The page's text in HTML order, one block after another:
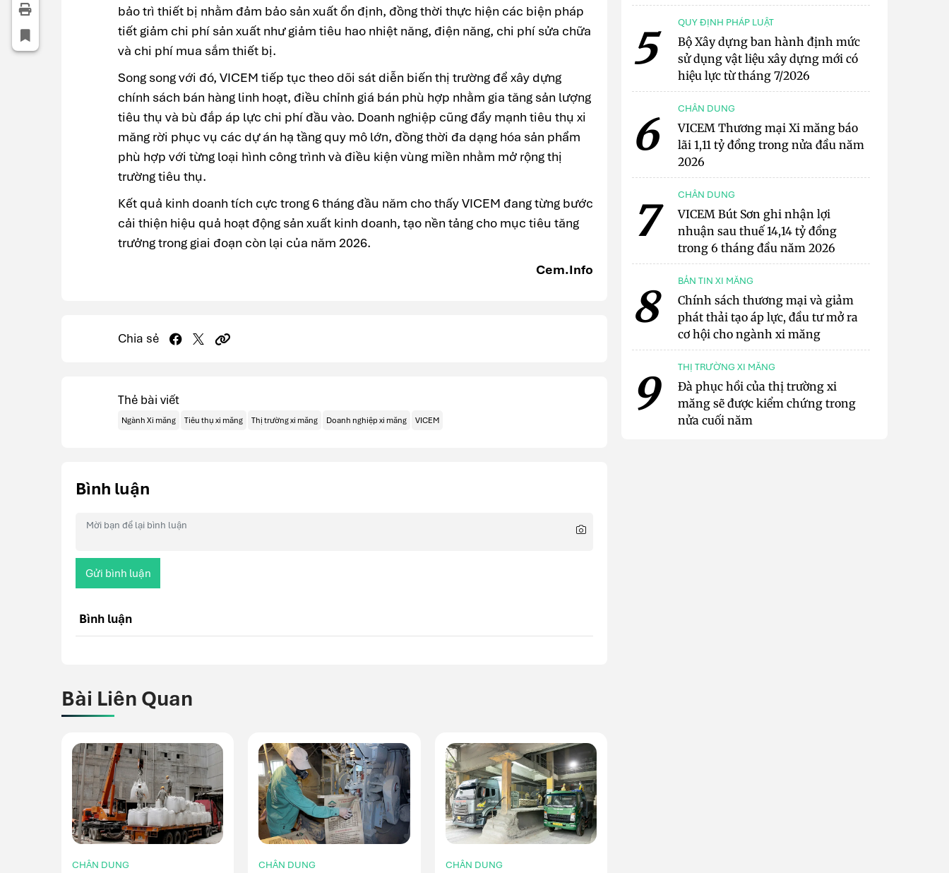
bảo trì thiết bị nhằm đảm bảo sản xuất ổn định, đồng thời thực hiện các biện pháp
tiết giảm chi phí sản xuất như giảm tiêu hao nhiệt năng, điện năng, chi phí sửa chữa
và chi phí mua sắm thiết bị.
Song song với đó, VICEM tiếp tục theo dõi sát diễn biến thị trường để xây dựng
chính sách bán hàng linh hoạt, điều chỉnh giá bán phù hợp nhằm gia tăng sản lượng
tiêu thụ và bù đắp áp lực chi phí đầu vào. Doanh nghiệp cũng đẩy mạnh tiêu thụ xi
măng rời phục vụ các dự án hạ tầng quy mô lớn, đồng thời đa dạng hóa sản phẩm
phù hợp với từng loại hình công trình và điều kiện vùng miền nhằm mở rộng thị
trường tiêu thụ.
Kết quả kinh doanh tích cực trong 6 tháng đầu năm cho thấy VICEM đang từng bước
cải thiện hiệu quả hoạt động sản xuất kinh doanh, tạo nền tảng cho mục tiêu tăng
trưởng trong giai đoạn còn lại của năm 2026.
Cem.Info
Chia sẻ
Thẻ bài viết
Ngành Xi măng Tiêu thụ xi măng Thị trường xi măng Doanh nghiệp xi măng VICEM
Bình luận
Gửi bình luận
Bình luận
Bài Liên Quan
CHÂN DUNG CHÂN DUNG CHÂN DUNG
5 QUY ĐỊNH PHÁP LUẬT
Bộ Xây dựng ban hành định mức
sử dụng vật liệu xây dựng mới có
hiệu lực từ tháng 7/2026
6 CHÂN DUNG
VICEM Thương mại Xi măng báo
lãi 1,11 tỷ đồng trong nửa đầu năm
2026
7 CHÂN DUNG
VICEM Bút Sơn ghi nhận lợi
nhuận sau thuế 14,14 tỷ đồng
trong 6 tháng đầu năm 2026
8 BẢN TIN XI MĂNG
Chính sách thương mại và giảm
phát thải tạo áp lực, đầu tư mở ra
cơ hội cho ngành xi măng
9 THỊ TRƯỜNG XI MĂNG
Đà phục hồi của thị trường xi
măng sẽ được kiểm chứng trong
nửa cuối năm